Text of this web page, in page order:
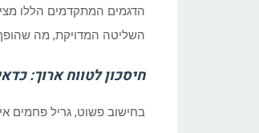
הדגמים המתקדמים הללו
השליטה המדויקת, מה
חיסכון לטווח ארוך:
בחישוב פשוט, גריל פחמים